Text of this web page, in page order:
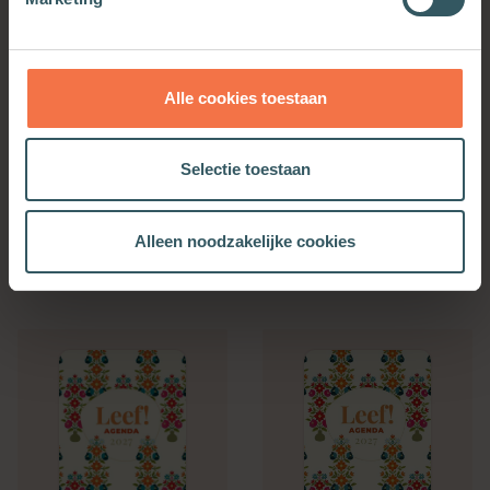
Alle cookies toestaan
Selectie toestaan
Alleen noodzakelijke cookies
Bijbelse Dagkalender
2027
Kerkenwerkagenda 2027